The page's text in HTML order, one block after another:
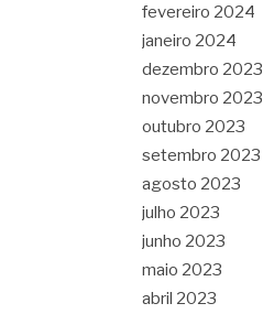
fevereiro 2024
janeiro 2024
dezembro 2023
novembro 2023
outubro 2023
setembro 2023
agosto 2023
julho 2023
junho 2023
maio 2023
abril 2023